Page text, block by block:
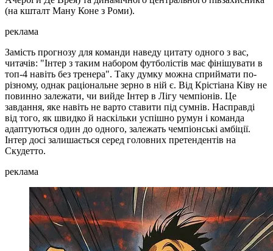
(на кшталт Ману Коне з Роми).
реклама
Замість прогнозу для команди наведу цитату одного з вас,
читачів: "Інтер з таким набором футболістів має фінішувати в
топ-4 навіть без тренера". Таку думку можна сприймати по-
різному, однак раціональне зерно в ній є. Від Крістіана Ківу не
повинно залежати, чи вийде Інтер в Лігу чемпіонів. Це
завдання, яке навіть не варто ставити під сумнів. Насправді
від того, як швидко й наскільки успішно румун і команда
адаптуються один до одного, залежать чемпіонські амбіції.
Інтер досі залишається серед головних претендентів на
Скудетто.
реклама